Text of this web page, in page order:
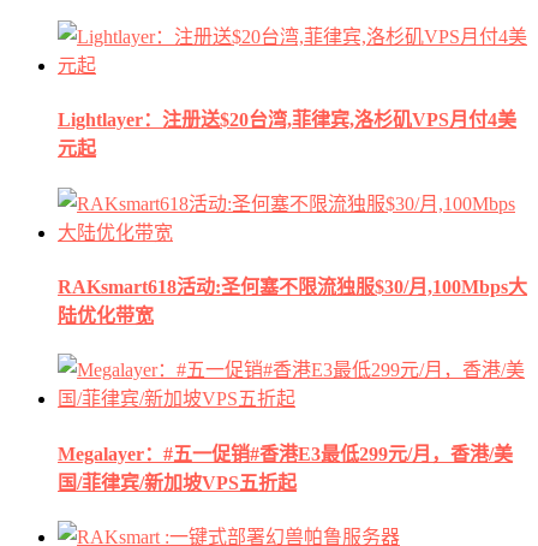
Lightlayer：注册送$20台湾,菲律宾,洛杉矶VPS月付4美
元起
RAKsmart618活动:圣何塞不限流独服$30/月,100Mbps大
陆优化带宽
Megalayer：#五一促销#香港E3最低299元/月，香港/美
国/菲律宾/新加坡VPS五折起